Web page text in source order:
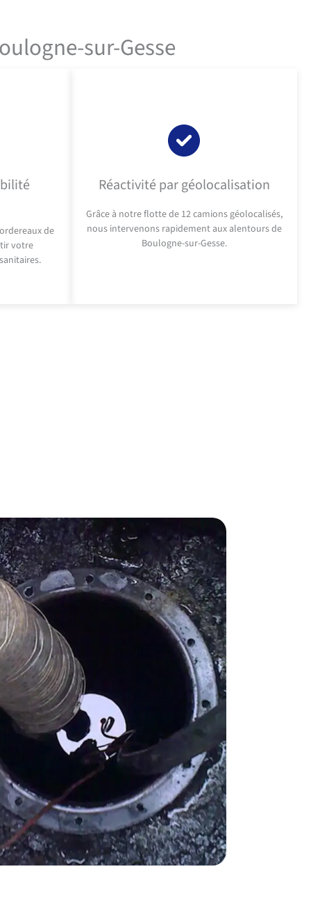
sur-Gesse
de
votre
Réactivité par géolocalisation
Grâce à notre flotte de 12 camions géolocalisés,
nous intervenons rapidement aux alentours de
Boulogne-sur-Gesse.